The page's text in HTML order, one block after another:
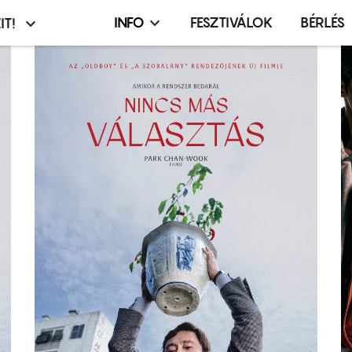
Infó,
esemény,
terembérlés
menü
INFO FESZTIVÁLOK BÉRLÉS